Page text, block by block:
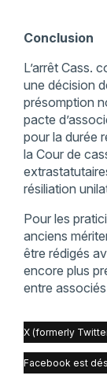
Conclusion
L’arrêt Cass.
une décision
présomption
pacte
pour la durée
la Cour de
résiliation
Pour les
anciens
être rédigés
encore plus
entre associés
X (formerly
Facebook est